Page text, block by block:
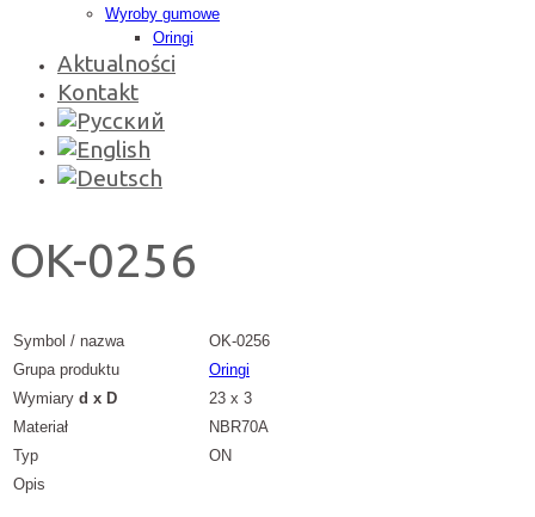
Wyroby gumowe
Oringi
Aktualności
Kontakt
OK-0256
Symbol / nazwa
OK-0256
Grupa produktu
Oringi
Wymiary d x D
23 x 3
Materiał
NBR70A
Typ
ON
Opis